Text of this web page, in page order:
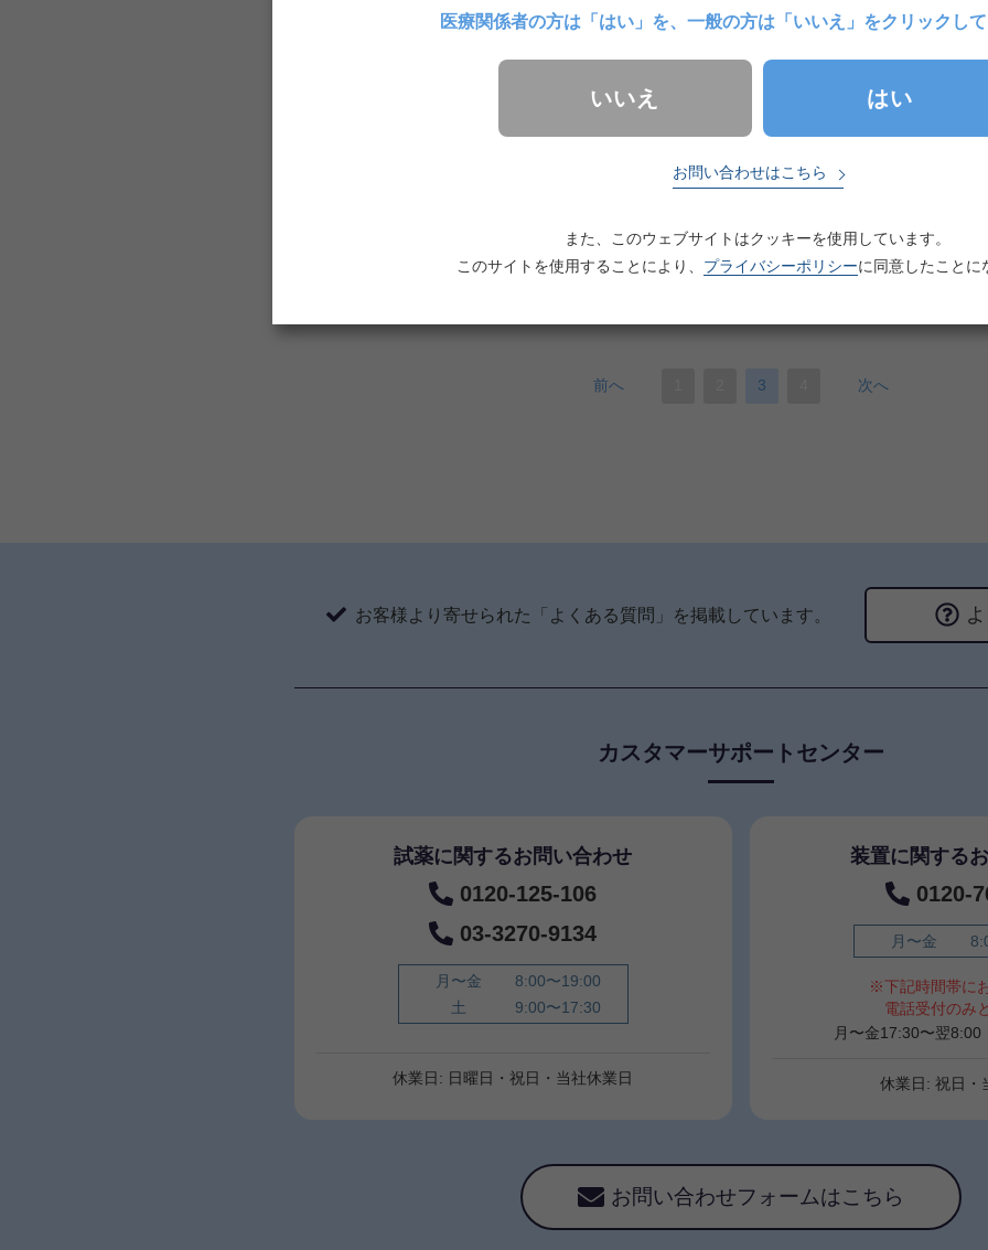
セミナー・展示
【WEBセミナー】テーマ『病院検査室に向けた2022年度診療報酬改定と主要
トピックス』オンデマンド配信は終了いたしました
【WEBセミナー】第３回テーマ 『新しいホルモン測定法で変わる原発性ア
ルドステロン症診療』オンデマンド配信は終了いたしました
前へ 3 次へ
医療関係者の方は「はい」を、 一般の方は「いいえ」をクリックして
はい
いいえ
お問い合わせはこちら
また、このウェブサイトはクッキーを使用しています。
このサイトを使用することにより、 プライバシーポリシーに同意したことに
お客様より寄せられた「よくある質問」を掲載しています。
カスタマーサポートセンター
試薬に関するお問い合わせ
0120-125-106
03-3270-9134
月〜金
8:00〜19:00
土
9:00〜17:30
休業日: 日曜日・祝日・当社休業日
装置に関する
0120-
月〜金
※下記時間帯に
電話受付のみ
月〜金17:30〜翌8:00
休業日: 祝日・
お問い合わせフォームはこちら